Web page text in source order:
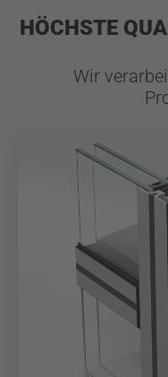
HÖCHSTE
Wir